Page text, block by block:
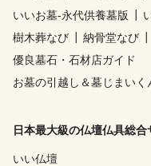
いいお墓-永代供養墓版
樹木葬なび
納骨堂なび
優良墓石・石材店ガイド
お墓の引越し＆墓じまいく
日本最大級の仏壇仏具総合
いい仏壇